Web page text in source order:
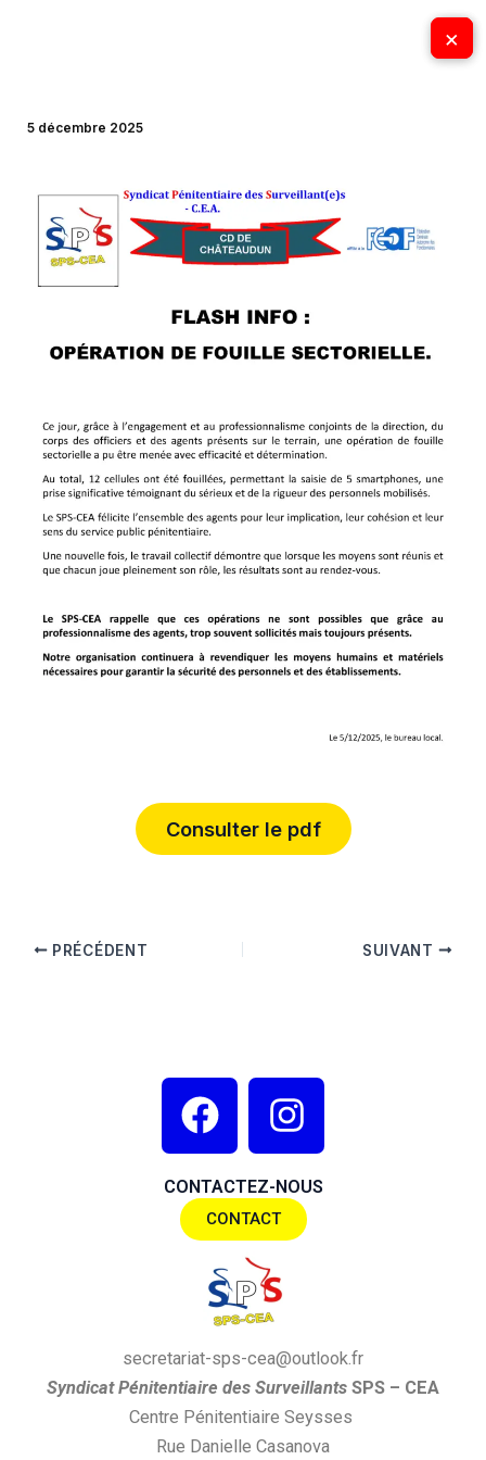
×
5 décembre 2025
Consulter le pdf
PRÉCÉDENT SUIVANT
F
a
c
e
b
o
o
k
I
n
s
t
a
a
m
CONTACTEZ-NOUS
CONTACT
secretariat-sps-cea@outlook.fr
SyndicatPénitentiaire des Surveillants SPS – CEA
Centre Pénitentiaire Seysses
Rue Danielle Casanova
×